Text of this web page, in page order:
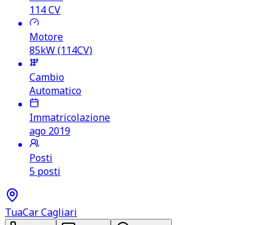
114CV
Motore
85kW (114CV)
Cambio
Automatico
Immatricolazione
ago 2019
Posti
5 posti
TuaCar Cagliari